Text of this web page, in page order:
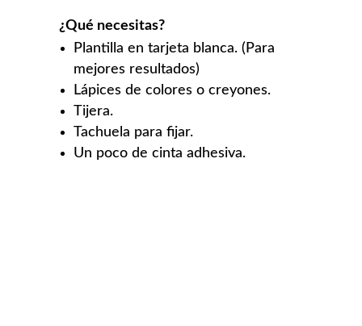
¿Qué necesitas?
Plantilla en tarjeta blanca. (Para
mejores resultados)
Lápices de colores o creyones.
Tijera.
Tachuela para fijar.
Un poco de cinta adhesiva.